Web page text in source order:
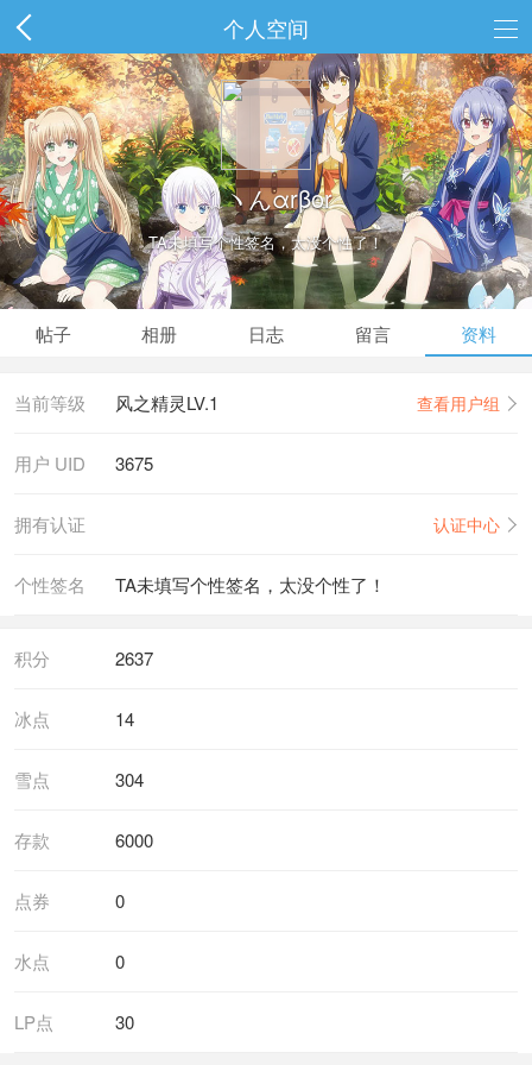
个人空间
﹏ヽんαrβor
TA未填写个性签名，太没个性了！
帖子 相册 日志 留言 资料
当前等级 风之精灵LV.1 查看用户组
用户 UID 3675
拥有认证 认证中心
个性签名 TA未填写个性签名，太没个性了！
积分 2637
冰点 14
雪点 304
存款 6000
点券 0
水点 0
LP点 30